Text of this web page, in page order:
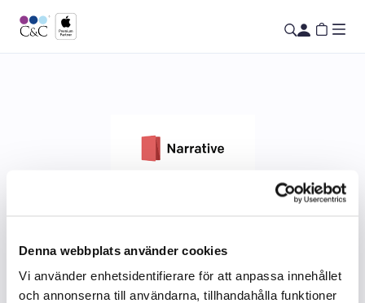
Denna webbplats använder cookies
Vi använder enhetsidentifierare för att anpassa innehållet
och annonserna till användarna, tillhandahålla funktioner
Narrative